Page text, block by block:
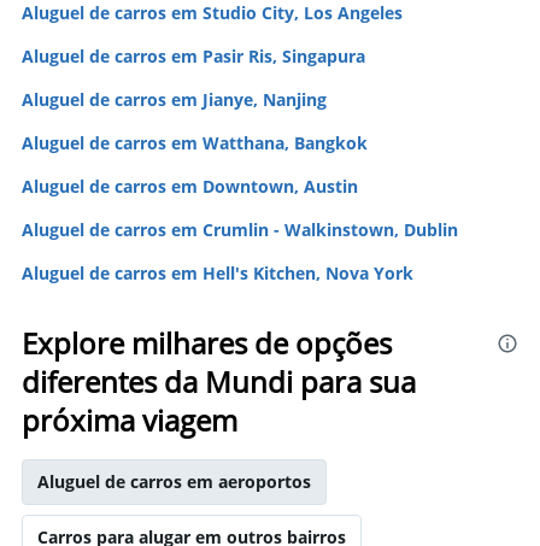
Aluguel de carros em Studio City, Los Angeles
Aluguel de carros em Pasir Ris, Singapura
Aluguel de carros em Jianye, Nanjing
Aluguel de carros em Watthana, Bangkok
Aluguel de carros em Downtown, Austin
Aluguel de carros em Crumlin - Walkinstown, Dublin
Aluguel de carros em Hell's Kitchen, Nova York
Explore milhares de opções
diferentes da Mundi para sua
próxima viagem
Aluguel de carros em aeroportos
Carros para alugar em outros bairros